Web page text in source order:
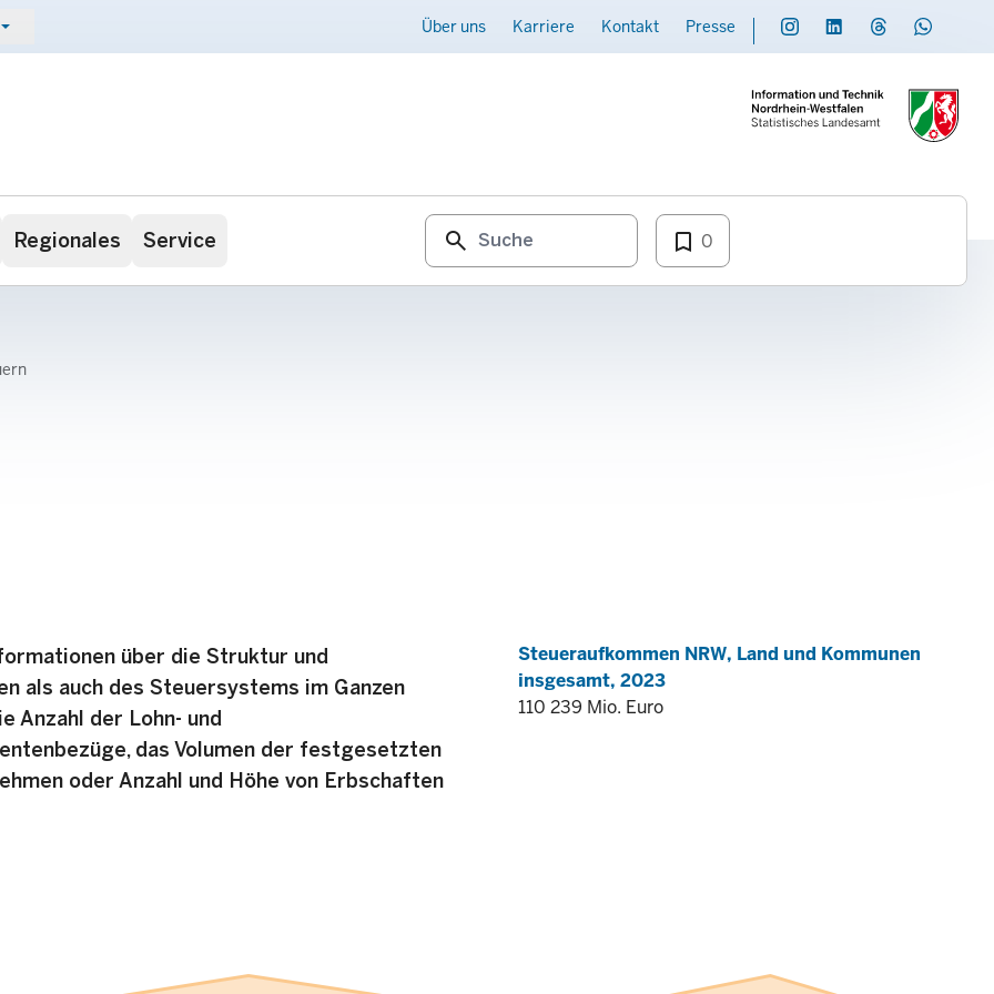
Kontakt
Über uns Karriere Kontakt Presse Social
Regionales Service search bookmark_border 0
über die Struktur und
als auch des Steuersystems im Ganzen
Anzahl der Lohn- und
das Volumen der festgesetzten
oder Anzahl und Höhe von Erbschaften
Steueraufkommen NRW, Land und Kommunen
insgesamt, 2023
110 239 Mio. Euro